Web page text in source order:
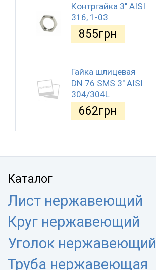
Контргайка 3" AISI
316, 1-03
855грн
Гайка шлицевая
DN 76 SMS 3" AISI
304/304L
662грн
Каталог
Лист нержавеющий
Круг нержавеющий
Уголок нержавеющий
Труба нержавеющая